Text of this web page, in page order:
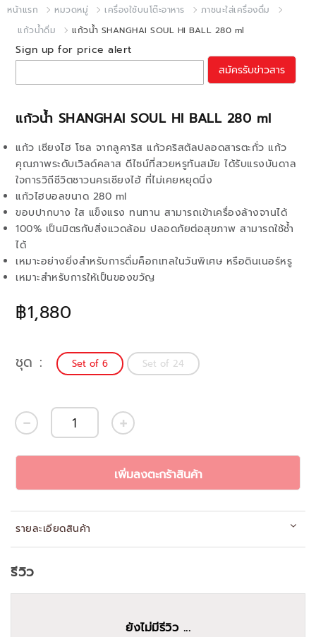
หน้าแรก หมวดหมู่ เครื่องใช้บนโต๊ะอาหาร
ภาชนะใส่เครื่องดื่ม
แก้วน้ำดื่ม
แก้วน้ำ SHANGHAI SOUL HI BALL 280 ml
แก้วน้ำ SHANGHAI SOUL HI BALL 280 ml
฿1,880
แก้ว เซียงไฮ โซล จากลูคาริส แก้วคริสตัลปลอดสารตะกั่ว แก้ว
คุณภาพระดับเวิลด์คลาส ดีไซน์ที่สวยหรูทันสมัย ได้รับแรงบันดาล
ใจการวิถีชีวิตชาวนครเซียงไฮ้ ที่ไม่เคยหยุดนิ่ง
แก้วไฮบอลขนาด 280 ml
ขอบปากบาง ใส แข็งแรง ทนทาน สามารถเข้าเครื่องล้างจานได้
100% เป็นมิตรกับสิ่งแวดล้อม ปลอดภัยต่อสุขภาพ สามารถใช้ช้ำ
ได้
เหมาะอย่างยิ่งสำหรับการดื่มค็อกเทลในวันพิเศษ หรือดินเนอร์หรู
เหมาะสำหรับการให้เป็นของขวัญ
Sign up for price alert
สมัครรับข่าวสาร
ชุด Set of 6 Set of 24
เพิ่มลงตะกร้าสินค้า
รายละเอียดสินค้า
รีวิว
ยังไม่มีรีวิว ...